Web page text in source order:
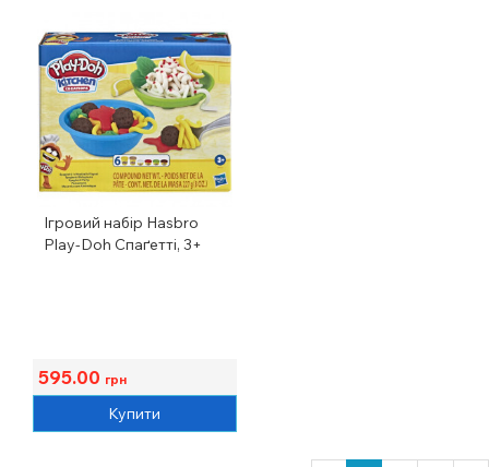
Ігровий набір Hasbro
Play-Doh Спаґетті, 3+
595.00 грн
Купити